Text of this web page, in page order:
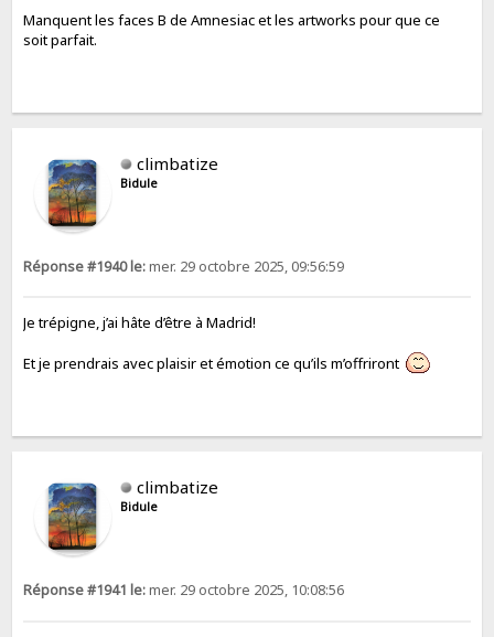
Manquent les faces B de Amnesiac et les artworks pour que ce
soit parfait.
climbatize
Bidule
Réponse #1940 le:mer. 29 octobre 2025, 09:56:59
Je trépigne, j’ai hâte d’être à Madrid!
Et je prendrais avec plaisir et émotion ce qu’ils m’offriront
climbatize
Bidule
Réponse #1941 le:mer. 29 octobre 2025, 10:08:56